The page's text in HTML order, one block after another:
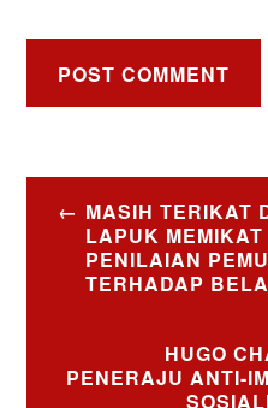
Post
navigation
MASIH TERIKAT
LAPUK
PENILAIAN
TERHADAP
HUGO
PENERAJU ANTI-